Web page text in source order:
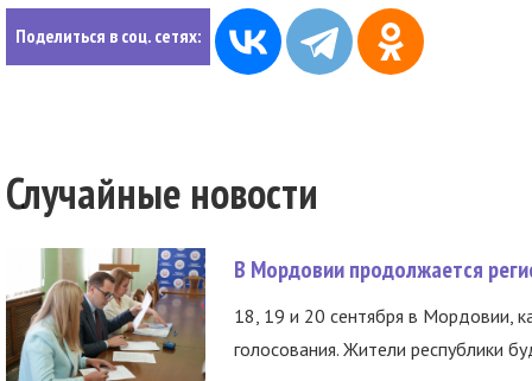
Поделиться в соц. сетях:
Случайные новости
В Мордовии продолжается
18, 19 и 20 сентября в Мордовии,
голосования. Жители республики